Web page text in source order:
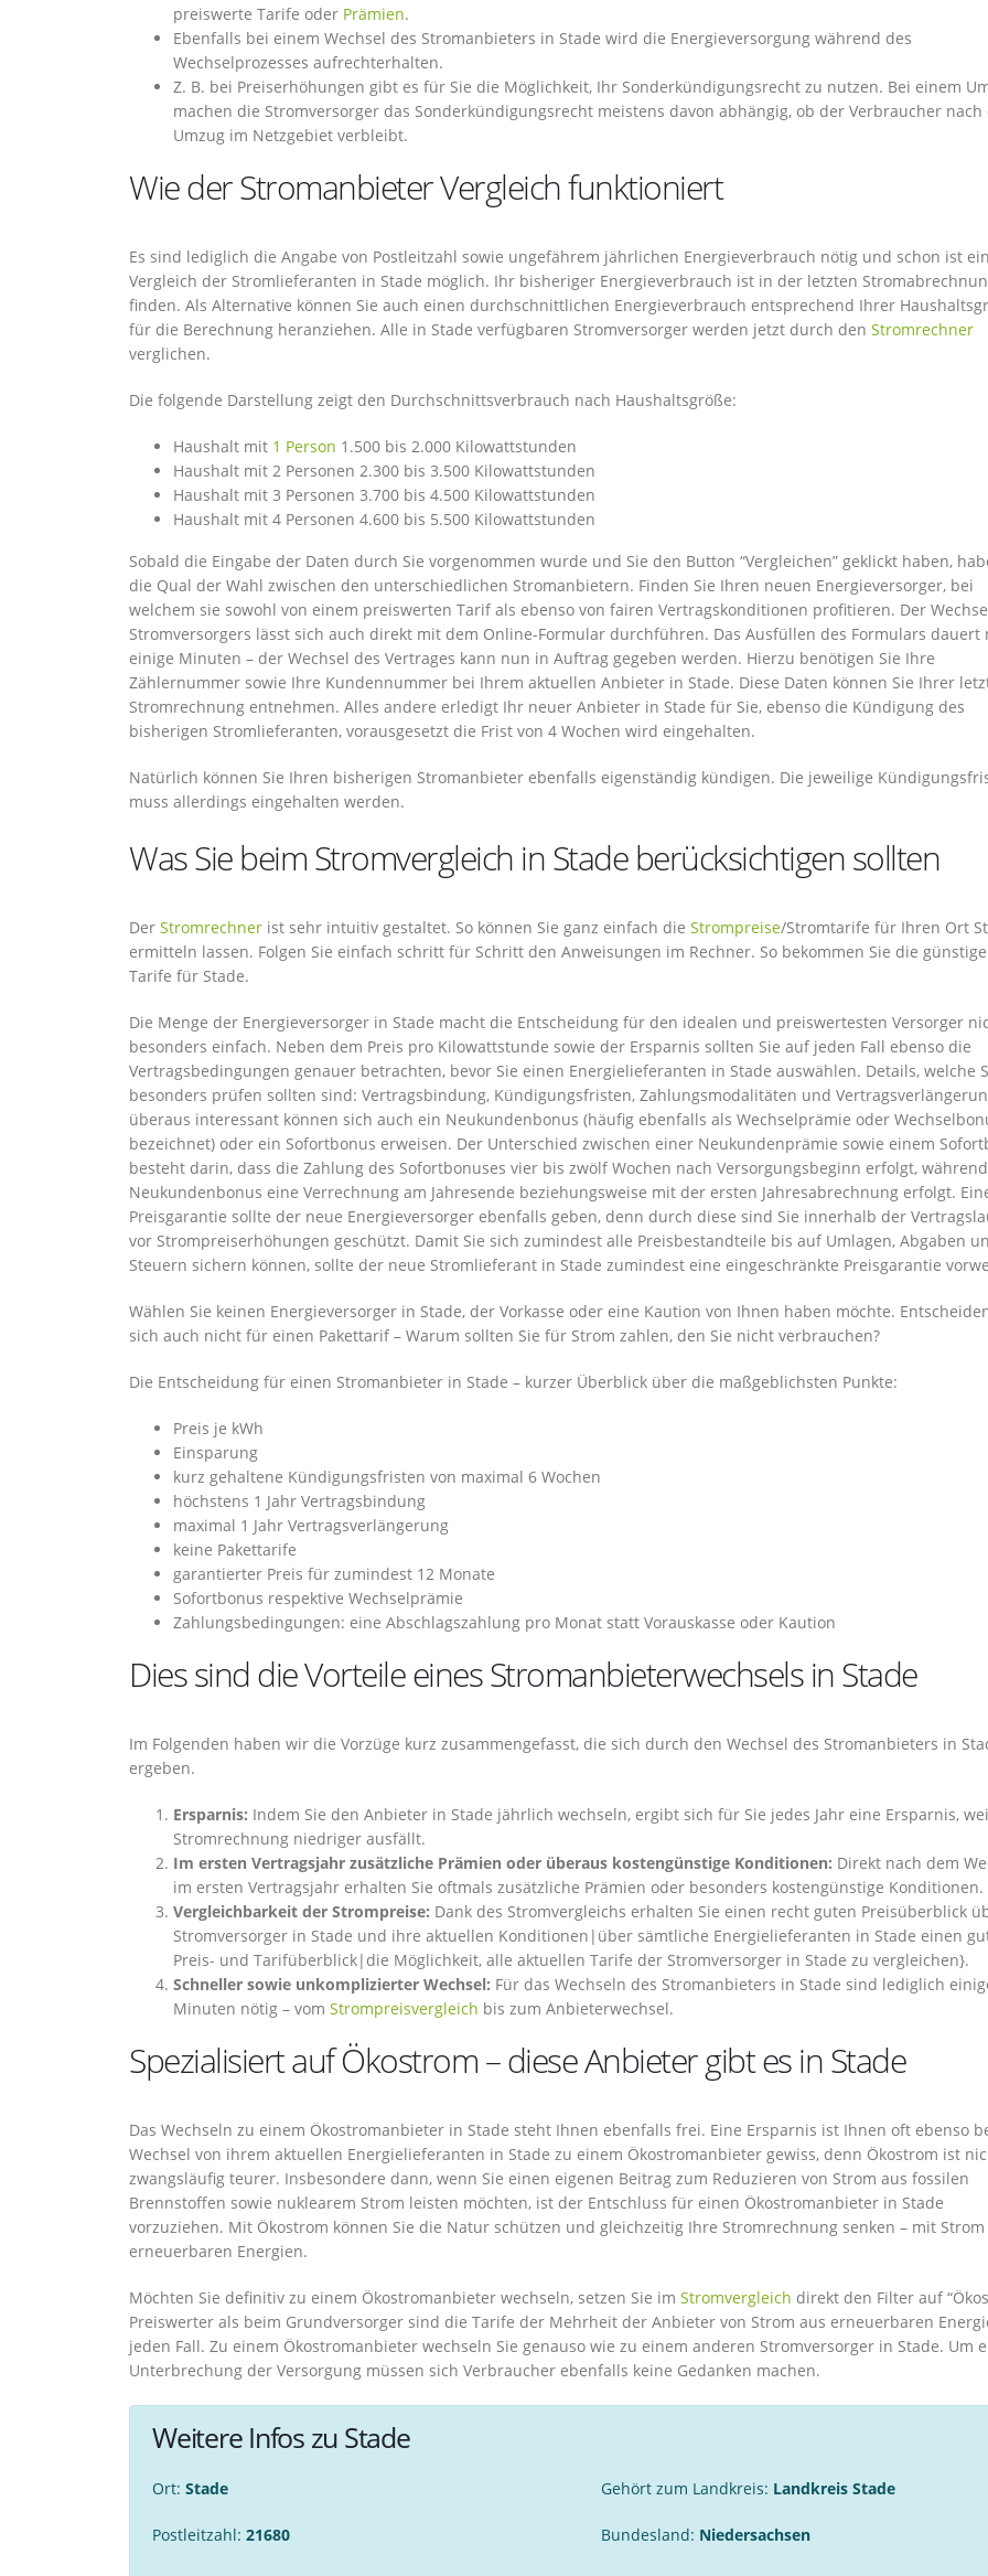
preiswerte Tarife oder Prämien.
Ebenfalls bei einem Wechsel des Stromanbieters in Stade wird die Energieversorgung während des
Wechselprozesses aufrechterhalten.
Z. B. bei Preiserhöhungen gibt es für Sie die Möglichkeit, Ihr Sonderkündigungsrecht zu nutzen. Bei einem
machen die Stromversorger das Sonderkündigungsrecht meistens davon abhängig, ob der Verbraucher nach
Umzug im Netzgebiet verbleibt.
Wie der Stromanbieter Vergleich funktioniert
Es sind lediglich die Angabe von Postleitzahl sowie ungefährem jährlichen Energieverbrauch nötig und schon ist ein
Vergleich der Stromlieferanten in Stade möglich. Ihr bisheriger Energieverbrauch ist in der letzten
finden. Als Alternative können Sie auch einen durchschnittlichen Energieverbrauch entsprechend Ihrer
für die Berechnung heranziehen. Alle in Stade verfügbaren Stromversorger werden jetzt durch den Stromrechner
verglichen.
Die folgende Darstellung zeigt den Durchschnittsverbrauch nach Haushaltsgröße:
Haushalt mit 1 Person 1.500 bis 2.000 Kilowattstunden
Haushalt mit 2 Personen 2.300 bis 3.500 Kilowattstunden
Haushalt mit 3 Personen 3.700 bis 4.500 Kilowattstunden
Haushalt mit 4 Personen 4.600 bis 5.500 Kilowattstunden
Sobald die Eingabe der Daten durch Sie vorgenommen wurde und Sie den Button “Vergleichen” geklickt haben,
die Qual der Wahl zwischen den unterschiedlichen Stromanbietern. Finden Sie Ihren neuen Energieversorger, bei
welchem sie sowohl von einem preiswerten Tarif als ebenso von fairen Vertragskonditionen profitieren. Der
Stromversorgers lässt sich auch direkt mit dem Online-Formular durchführen. Das Ausfüllen des Formulars dauert
einige Minuten – der Wechsel des Vertrages kann nun in Auftrag gegeben werden. Hierzu benötigen Sie Ihre
Zählernummer sowie Ihre Kundennummer bei Ihrem aktuellen Anbieter in Stade. Diese Daten können Sie Ihrer
Stromrechnung entnehmen. Alles andere erledigt Ihr neuer Anbieter in Stade für Sie, ebenso die Kündigung des
bisherigen Stromlieferanten, vorausgesetzt die Frist von 4 Wochen wird eingehalten.
Natürlich können Sie Ihren bisherigen Stromanbieter ebenfalls eigenständig kündigen. Die jeweilige
muss allerdings eingehalten werden.
Was Sie beim Stromvergleich in Stade berücksichtigen sollten
Der Stromrechner ist sehr intuitiv gestaltet. So können Sie ganz einfach die Strompreise/Stromtarife für Ihren Ort
ermitteln lassen. Folgen Sie einfach schritt für Schritt den Anweisungen im Rechner. So bekommen Sie die
Tarife für Stade.
Die Menge der Energieversorger in Stade macht die Entscheidung für den idealen und preiswertesten Versorger
besonders einfach. Neben dem Preis pro Kilowattstunde sowie der Ersparnis sollten Sie auf jeden Fall ebenso die
Vertragsbedingungen genauer betrachten, bevor Sie einen Energielieferanten in Stade auswählen. Details, welche
besonders prüfen sollten sind: Vertragsbindung, Kündigungsfristen, Zahlungsmodalitäten und
überaus interessant können sich auch ein Neukundenbonus (häufig ebenfalls als Wechselprämie oder
bezeichnet) oder ein Sofortbonus erweisen. Der Unterschied zwischen einer Neukundenprämie sowie einem
besteht darin, dass die Zahlung des Sofortbonuses vier bis zwölf Wochen nach Versorgungsbeginn erfolgt,
Neukundenbonus eine Verrechnung am Jahresende beziehungsweise mit der ersten Jahresabrechnung erfolgt.
Preisgarantie sollte der neue Energieversorger ebenfalls geben, denn durch diese sind Sie innerhalb der
vor Strompreiserhöhungen geschützt. Damit Sie sich zumindest alle Preisbestandteile bis auf Umlagen, Abgaben
Steuern sichern können, sollte der neue Stromlieferant in Stade zumindest eine eingeschränkte Preisgarantie
Wählen Sie keinen Energieversorger in Stade, der Vorkasse oder eine Kaution von Ihnen haben möchte.
sich auch nicht für einen Pakettarif – Warum sollten Sie für Strom zahlen, den Sie nicht verbrauchen?
Die Entscheidung für einen Stromanbieter in Stade – kurzer Überblick über die maßgeblichsten Punkte:
Preis je kWh
Einsparung
kurz gehaltene Kündigungsfristen von maximal 6 Wochen
höchstens 1 Jahr Vertragsbindung
maximal 1 Jahr Vertragsverlängerung
keine Pakettarife
garantierter Preis für zumindest 12 Monate
Sofortbonus respektive Wechselprämie
Zahlungsbedingungen: eine Abschlagszahlung pro Monat statt Vorauskasse oder Kaution
Dies sind die Vorteile eines Stromanbieterwechsels in Stade
Im Folgenden haben wir die Vorzüge kurz zusammengefasst, die sich durch den Wechsel des Stromanbieters in
ergeben.
Ersparnis: Indem Sie den Anbieter in Stade jährlich wechseln, ergibt sich für Sie jedes Jahr eine Ersparnis,
Stromrechnung niedriger ausfällt.
Im ersten Vertragsjahr zusätzliche Prämien oder überaus kostengünstige Konditionen: Direkt nach dem
im ersten Vertragsjahr erhalten Sie oftmals zusätzliche Prämien oder besonders kostengünstige Konditionen.
Vergleichbarkeit der Strompreise: Dank des Stromvergleichs erhalten Sie einen recht guten Preisüberblick
Stromversorger in Stade und ihre aktuellen Konditionen|über sämtliche Energielieferanten in Stade einen
Preis- und Tarifüberblick|die Möglichkeit, alle aktuellen Tarife der Stromversorger in Stade zu vergleichen}.
Schneller sowie unkomplizierter Wechsel: Für das Wechseln des Stromanbieters in Stade sind lediglich
Minuten nötig – vom Strompreisvergleich bis zum Anbieterwechsel.
Spezialisiert auf Ökostrom – diese Anbieter gibt es in Stade
Das Wechseln zu einem Ökostromanbieter in Stade steht Ihnen ebenfalls frei. Eine Ersparnis ist Ihnen oft ebenso
Wechsel von ihrem aktuellen Energielieferanten in Stade zu einem Ökostromanbieter gewiss, denn Ökostrom ist
zwangsläufig teurer. Insbesondere dann, wenn Sie einen eigenen Beitrag zum Reduzieren von Strom aus fossilen
Brennstoffen sowie nuklearem Strom leisten möchten, ist der Entschluss für einen Ökostromanbieter in Stade
vorzuziehen. Mit Ökostrom können Sie die Natur schützen und gleichzeitig Ihre Stromrechnung senken – mit Strom
erneuerbaren Energien.
Möchten Sie definitiv zu einem Ökostromanbieter wechseln, setzen Sie im Stromvergleich direkt den Filter auf
Preiswerter als beim Grundversorger sind die Tarife der Mehrheit der Anbieter von Strom aus erneuerbaren
jeden Fall. Zu einem Ökostromanbieter wechseln Sie genauso wie zu einem anderen Stromversorger in Stade. Um
Unterbrechung der Versorgung müssen sich Verbraucher ebenfalls keine Gedanken machen.
Weitere Infos zu Stade
Ort: Stade
Postleitzahl: 21680
Gehört zum Landkreis: Landkreis Stade
Bundesland: Niedersachsen